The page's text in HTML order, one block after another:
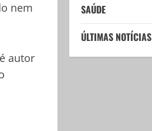
nem
autor
SAÚDE
ÚLTIMAS NOTÍCIAS